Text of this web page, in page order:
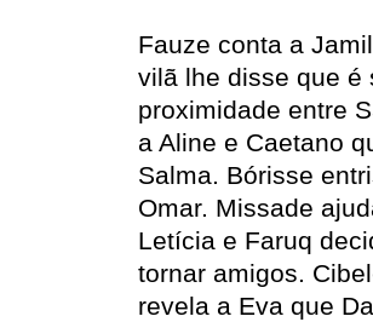
Fauze conta a
vilã lhe disse que é
proximidade entre
a Aline e Caetano
Salma. Bórisse
Omar. Missade
Letícia e Faruq
tornar amigos.
revela a Eva que